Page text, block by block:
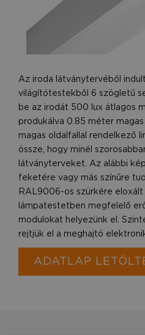
Az iroda látványtervéből
világítótestekből 6 szögletű
be az irodát 500 lux átlagos
produkálva 0.85 méter
magas oldalfallal rendelkező
össze, hogy minél
látványterveket. Az alábbi
feketére vagy más színűre
RAL9006-os szürkére eloxált
lámpatestetben megfelelő
modulokat helyezünk el.
rejtjük el a meghajtó
ADATLAP